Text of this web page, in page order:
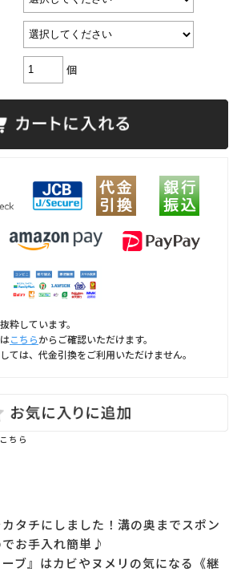
個
粋しています。
こちらからご確認いただけます。
ては、代金引換をご利用いただけません。
ちら
タチにしました！溝の奥までスポン
お手入れ簡単♪
ーブ』はカビやヌメリの気になる《継